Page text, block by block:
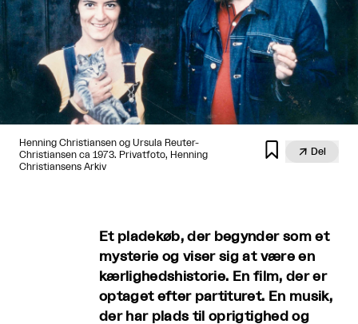
Henning Christiansen og Ursula Reuter-
Christiansen ca 1973. Privatfoto, Henning
Christiansens Arkiv
  Del
Et pladekøb, der begynder som et
mysterie og viser sig at være en
kærlighedshistorie. En film, der er
optaget efter partituret. En musik,
der har plads til oprigtighed og